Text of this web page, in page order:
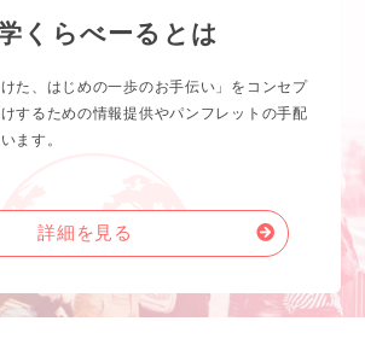
くらべーるとは
けた、はじめの一歩のお手伝い」をコンセプ
するための情報提供やパンフレットの手配
ます。
詳細を見る